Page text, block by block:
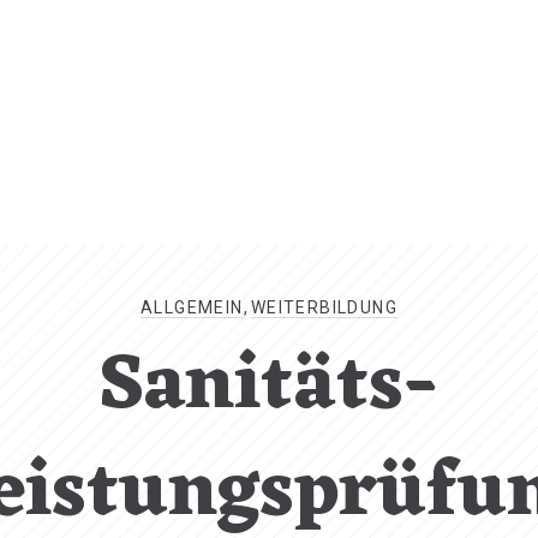
ALLGEMEIN , WEITERBILDUNG
Sanitäts-